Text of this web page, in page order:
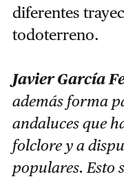
diferentes
todoterreno.
Javier García
además forma
andaluces que
folclore y a
populares. Esto